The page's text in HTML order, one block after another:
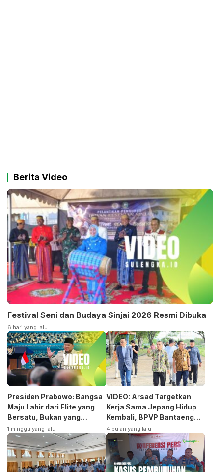
Berita Video
Festival Seni dan Budaya Sinjai 2026 Resmi Dibuka
6 hari yang lalu
Presiden Prabowo: Bangsa
Maju Lahir dari Elite yang
Bersatu, Bukan yang
Terpecah
1 minggu yang lalu
VIDEO: Arsad Targetkan
Kerja Sama Jepang Hidup
Kembali, BPVP Bantaeng
Siap Bangkitkan Jurusan
Otomotif
4 bulan yang lalu